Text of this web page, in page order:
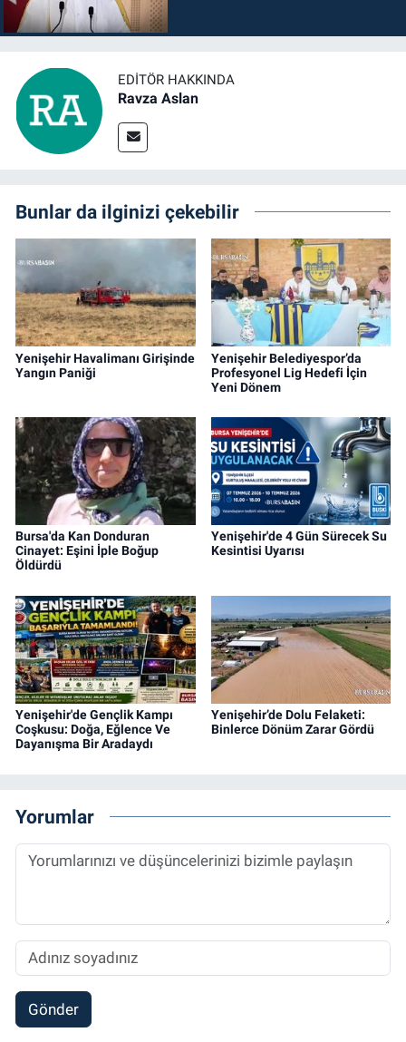
EDITÖR HAKKINDA
Ravza Aslan
Bunlar da ilginizi çekebilir
Yenişehir Havalimanı Girişinde
Yangın Paniği
Yenişehir Belediyespor’da
Profesyonel Lig Hedefi İçin
Yeni Dönem
Bursa'da Kan Donduran
Cinayet: Eşini İple Boğup
Öldürdü
Yenişehir'de 4 Gün Sürecek Su
Kesintisi Uyarısı
Yenişehir'de Gençlik Kampı
Coşkusu: Doğa, Eğlence Ve
Dayanışma Bir Aradaydı
Yenişehir’de Dolu Felaketi:
Binlerce Dönüm Zarar Gördü
Yorumlar
Gönder